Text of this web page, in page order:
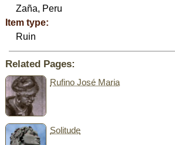
Zaña, Peru
Item type:
Ruin
Related Pages:
Rufino José Maria
Solitude